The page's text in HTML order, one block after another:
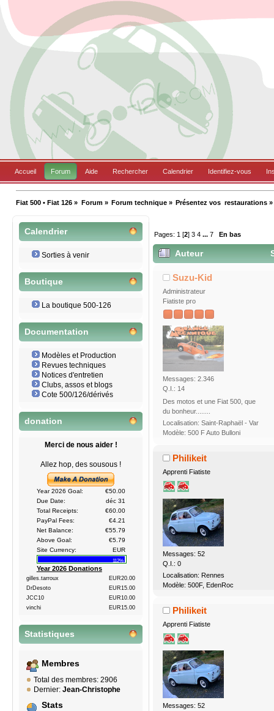
Accueil Forum Aide Rechercher Calendrier Identifiez-vous
Fiat 500 • Fiat 126 » Forum» Forum technique» Présentez vos  restaurations »
Calendrier
Sorties à venir
Boutique
La boutique 500-126
Documentation
Modèles et Production
Revues techniques
Notices d'entretien
Clubs, assos et blogs
Cote 500/126/dérivés
donation
Merci de nous aider !
Allez hop, des sousous !
Year 2026 Goal:
€50.00
Due Date:
déc 31
Total Receipts:
€60.00
PayPal Fees:
€4.21
Net Balance:
€55.79
Above Goal:
€5.79
Site Currency:
EUR
112%
Year 2026 Donations
gilles.tarroux
EUR20.00
DrDesoto
EUR15.00
JCC10
EUR10.00
vinchi
EUR15.00
Statistiques
Membres
Total des membres: 2906
Dernier: Jean-Christophe
Stats
Pages: 1 [2]3 4 ...7 En bas
Auteur
Suzu-Kid
Administrateur
Fiatiste pro
Messages: 2.346
Q.I.: 14
Des motos et une Fiat 500, que
du bonheur........
Localisation: Saint-Raphaël - Var
Modèle: 500 F Auto Bulloni
Philikeit
Apprenti Fiatiste
Messages: 52
Q.I.: 0
Localisation: Rennes
Modèle: 500F, EdenRoc
Philikeit
Apprenti Fiatiste
Messages: 52